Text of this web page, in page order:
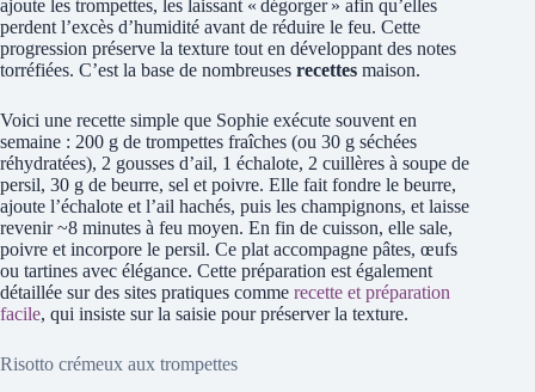
ajoute les trompettes, les laissant « dégorger » afin qu’elles
perdent l’excès d’humidité avant de réduire le feu. Cette
progression préserve la texture tout en développant des notes
torréfiées. C’est la base de nombreuses recettes maison.
Voici une recette simple que Sophie exécute souvent en
semaine : 200 g de trompettes fraîches (ou 30 g séchées
réhydratées), 2 gousses d’ail, 1 échalote, 2 cuillères à soupe de
persil, 30 g de beurre, sel et poivre. Elle fait fondre le beurre,
ajoute l’échalote et l’ail hachés, puis les champignons, et laisse
revenir ~8 minutes à feu moyen. En fin de cuisson, elle sale,
poivre et incorpore le persil. Ce plat accompagne pâtes, œufs
ou tartines avec élégance. Cette préparation est également
détaillée sur des sites pratiques comme recette et préparation
facile, qui insiste sur la saisie pour préserver la texture.
Risotto crémeux aux trompettes